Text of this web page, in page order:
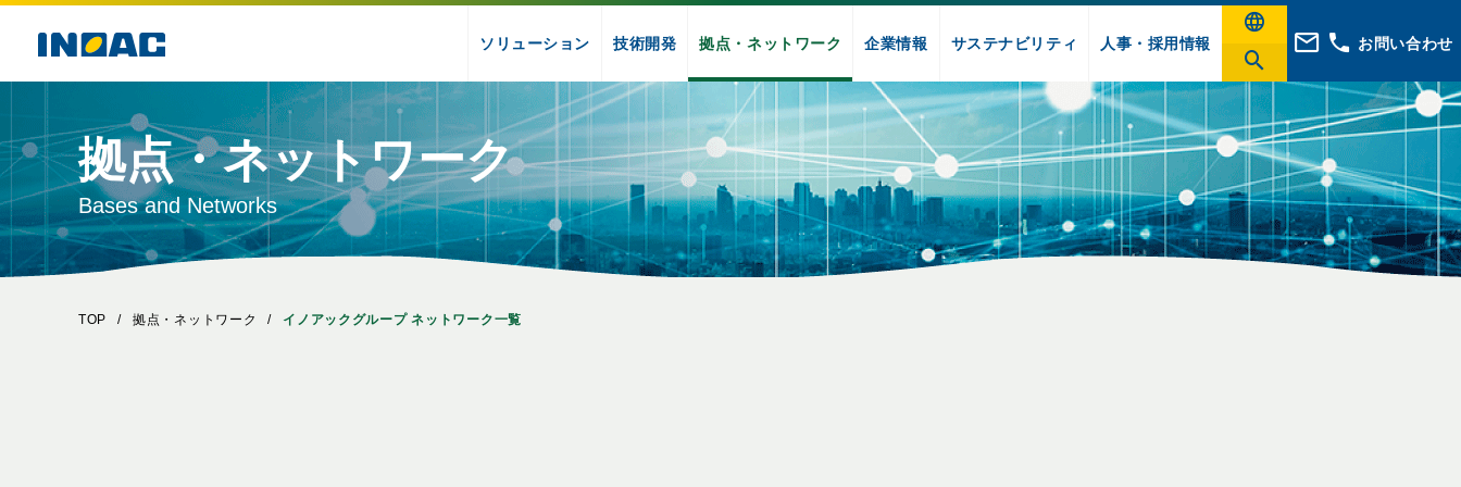
ソリューション 技術開発 拠点・ネットワーク 企業情報 サステナビリティ 人事・採用情報 お問い合わせ
拠点・ネットワーク
Bases and Networks
TOP 拠点・ネットワーク イノアックグループ ネットワーク一覧